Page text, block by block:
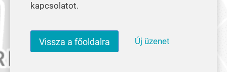
kapcsolatot.
Vissza a főoldalra Új üzenet